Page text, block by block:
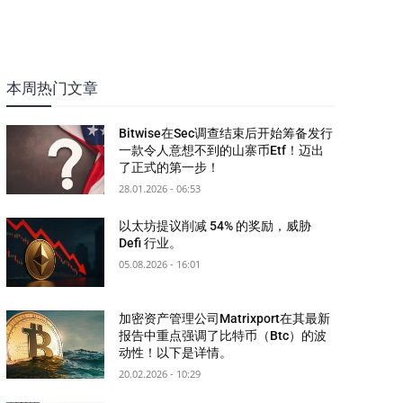
本周热门文章
Bitwise在Sec调查结束后开始筹备发行
一款令人意想不到的山寨币Etf！迈出
了正式的第一步！
28.01.2026 - 06:53
以太坊提议削减 54% 的奖励，威胁
Defi 行业。
05.08.2026 - 16:01
加密资产管理公司Matrixport在其最新
报告中重点强调了比特币（Btc）的波
动性！以下是详情。
20.02.2026 - 10:29